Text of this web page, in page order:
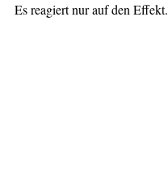
Es reagiert nur auf den Effekt.